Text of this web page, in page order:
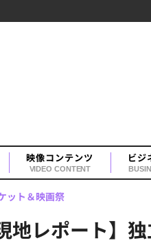
映像コンテンツ
VIDEO CONTENT
ビジ
地レポート】
ット＆映画祭